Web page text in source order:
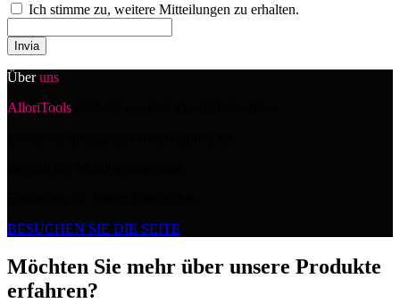
Ich stimme zu, weitere Mitteilungen zu erhalten.
Invia
Überuns
AlloriTools
BESUCHEN SIE DIE SEITE
Möchten Sie mehr über unsere Produkte
erfahren?